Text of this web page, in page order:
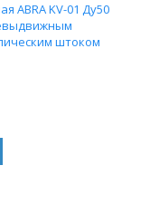
ABRA KV-01 Ду50
штоком